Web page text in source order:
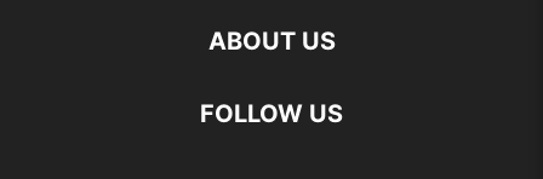
ABOUT US
FOLLOW US